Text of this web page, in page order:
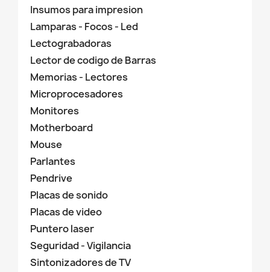
Insumos para impresion
Lamparas - Focos - Led
Lectograbadoras
Lector de codigo de Barras
Memorias - Lectores
Microprocesadores
Monitores
Motherboard
Mouse
Parlantes
Pendrive
Placas de sonido
Placas de video
Puntero laser
Seguridad - Vigilancia
Sintonizadores de TV